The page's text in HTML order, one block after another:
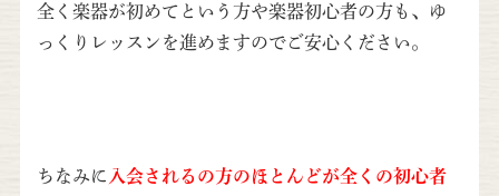
全く楽器が初めてという方や楽器初心者の方も、
ゆ
っくりレッスンを進めますのでご安心ください。
ちなみに 入会されるの方のほとんどが全くの初心者